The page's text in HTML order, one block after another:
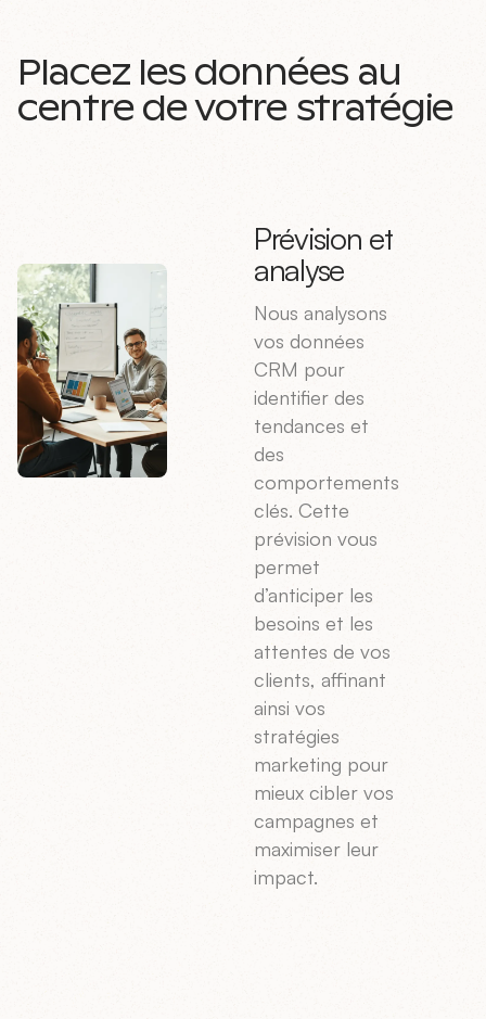
Placez les données au
centre de votre stratégie
Prévision et
analyse
Nous analysons
vos données
CRM pour
identifier des
tendances et
des
comportements
clés. Cette
prévision vous
permet
d’anticiper les
besoins et les
attentes de vos
clients, affinant
ainsi vos
stratégies
marketing pour
mieux cibler vos
campagnes et
maximiser leur
impact.